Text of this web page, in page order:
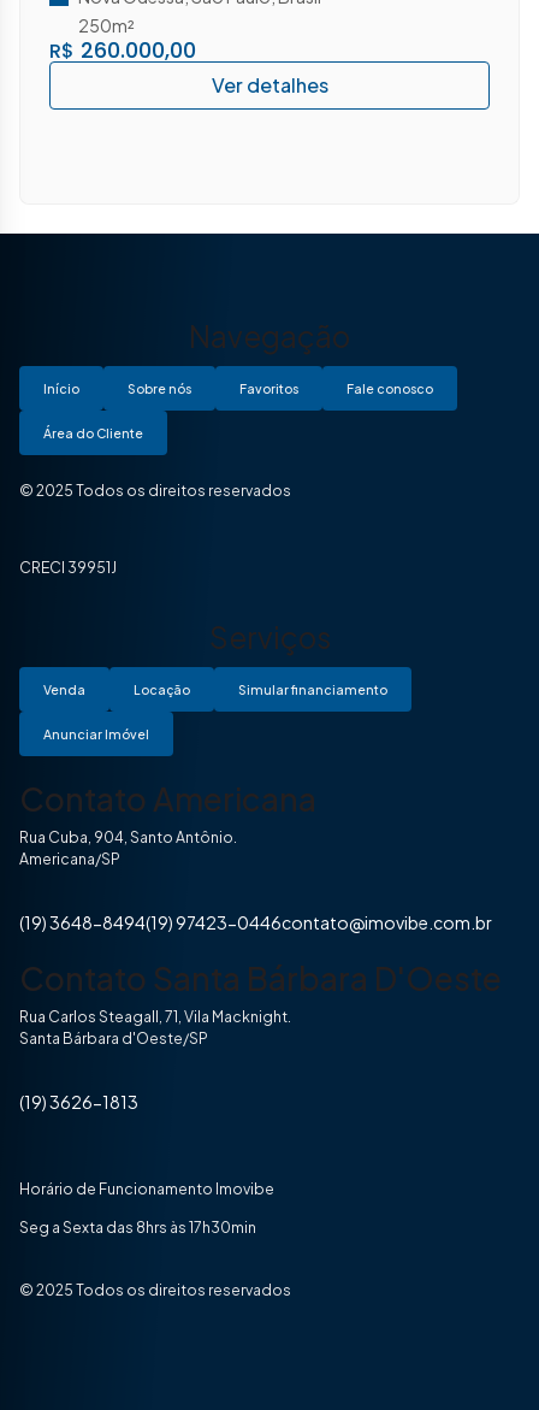
R$ 260.000,00
250m²
Navegação
Início Sobre nós Favoritos Fale conosco
Área do Cliente
© 2025 Todos os direitos reservados
CRECI 39951J
Serviços
Venda Locação Simular financiamento
Anunciar Imóvel
Contato Americana
Rua Cuba, 904, Santo Antônio.
Americana/SP
(19) 3648-8494(19) 97423-0446contato@imovibe.com.br
Contato Santa Bárbara D'Oeste
Rua Carlos Steagall, 71, Vila Macknight.
Santa Bárbara d'Oeste/SP
(19) 3626-1813
Horário de Funcionamento Imovibe
Seg a Sexta das 8hrs às 17h30min
© 2025 Todos os direitos reservados